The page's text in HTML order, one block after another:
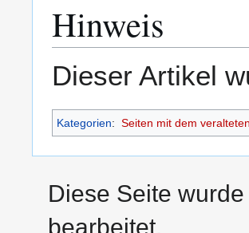
Hinweis
Dieser Artikel
Kategorien: Seiten mit dem
Diese Seite
bearbeitet.